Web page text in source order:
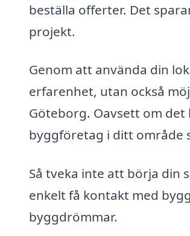
beställa offerter. Det
projekt.
Genom att använda din
erfarenhet, utan också
Göteborg. Oavsett om
byggföretag i ditt område
Så tveka inte att börja din
enkelt få kontakt med
byggdrömmar.